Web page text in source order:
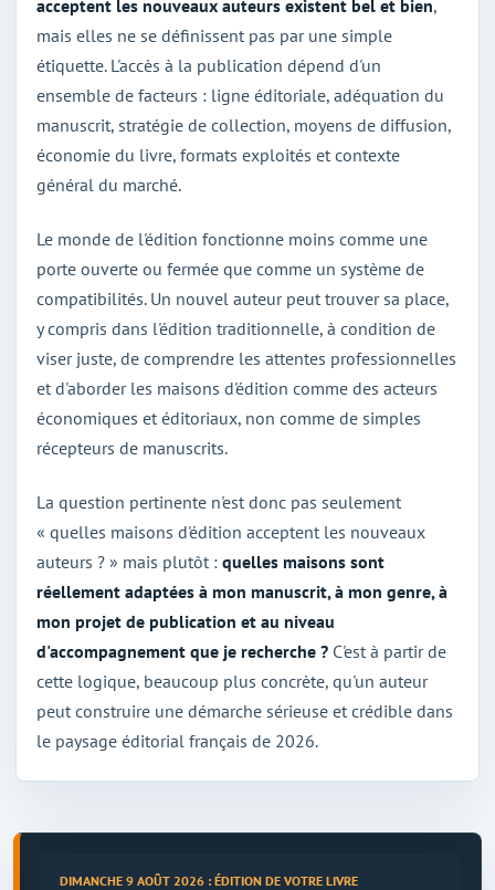
acceptent les nouveaux auteurs existent bel et bien,
mais elles ne se définissent pas par une simple
étiquette. L'accès à la publication dépend d'un
ensemble de facteurs : ligne éditoriale, adéquation du
manuscrit, stratégie de collection, moyens de diffusion,
économie du livre, formats exploités et contexte
général du marché.
Le monde de l'édition fonctionne moins comme une
porte ouverte ou fermée que comme un système de
compatibilités. Un nouvel auteur peut trouver sa place,
y compris dans l'édition traditionnelle, à condition de
viser juste, de comprendre les attentes professionnelles
et d'aborder les maisons d'édition comme des acteurs
économiques et éditoriaux, non comme de simples
récepteurs de manuscrits.
La question pertinente n'est donc pas seulement
« quelles maisons d'édition acceptent les nouveaux
auteurs ? » mais plutôt : quelles maisons sont
réellement adaptées à mon manuscrit, à mon genre, à
mon projet de publication et au niveau
d'accompagnement que je recherche ? C'est à partir de
cette logique, beaucoup plus concrète, qu'un auteur
peut construire une démarche sérieuse et crédible dans
le paysage éditorial français de 2026.
DIMANCHE 9 AOÛT 2026 : ÉDITION DE VOTRE LIVRE